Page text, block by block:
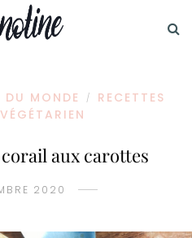
DU MONDE /
RECETTES
VÉGÉTARIEN
aux carottes
2020